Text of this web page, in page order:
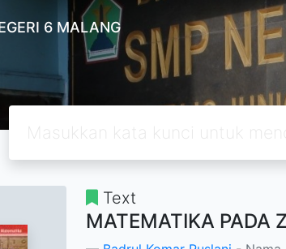
6 MALANG
Text
MATEMATIKA PADA